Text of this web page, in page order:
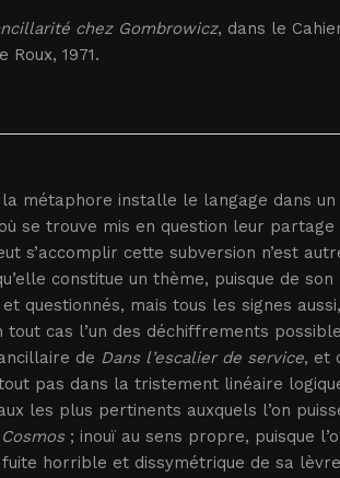
chez Gombrowicz, dans le
Roux, 1971.
métaphore installe le langage dans
se trouve mis en question leur
s’accomplir cette subversion n’est
constitue un thème, puisque de
questionnés, mais tous les signes
tout cas l’un des déchiffrements
de Dans l’escalier de service, et
pas dans la tristement linéaire
les plus pertinents auxquels l’on
Cosmos; inouï au sens propre, puisque
horrible et dissymétrique de sa